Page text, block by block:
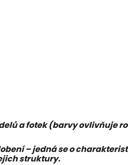
a fotek (barvy ovlivňuje
– jedná se o
struktury.